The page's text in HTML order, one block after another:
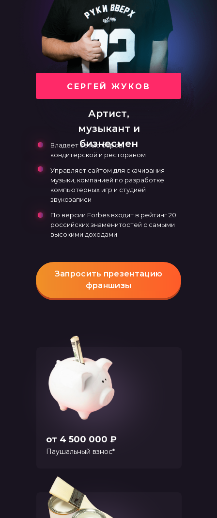
СЕРГЕЙ ЖУКОВ
Артист,
музыкант и
бизнесмен
Запросить презентацию
франшизы
По версии Forbes входит в рейтинг 20
российских знаменитостей с самыми
высокими доходами
Владеет сетью баров,
кондитерской и рестораном
Управляет сайтом для скачивания
музыки, компанией по разработке
компьютерных игр и студией
звукозаписи
от 4 500 000 ₽
Паушальный взнос*